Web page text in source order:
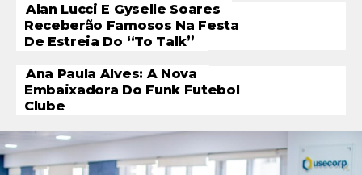
Alan Lucci E Gyselle Soares
Receberão Famosos Na Festa
De Estreia Do “To Talk”
Ana Paula Alves: A Nova
Embaixadora Do Funk Futebol
Clube